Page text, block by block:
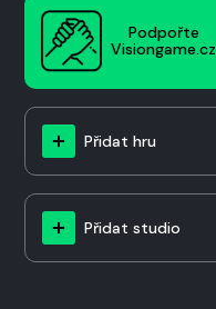
Podpořte
Visiongame.cz
Přidat hru
Přidat studio